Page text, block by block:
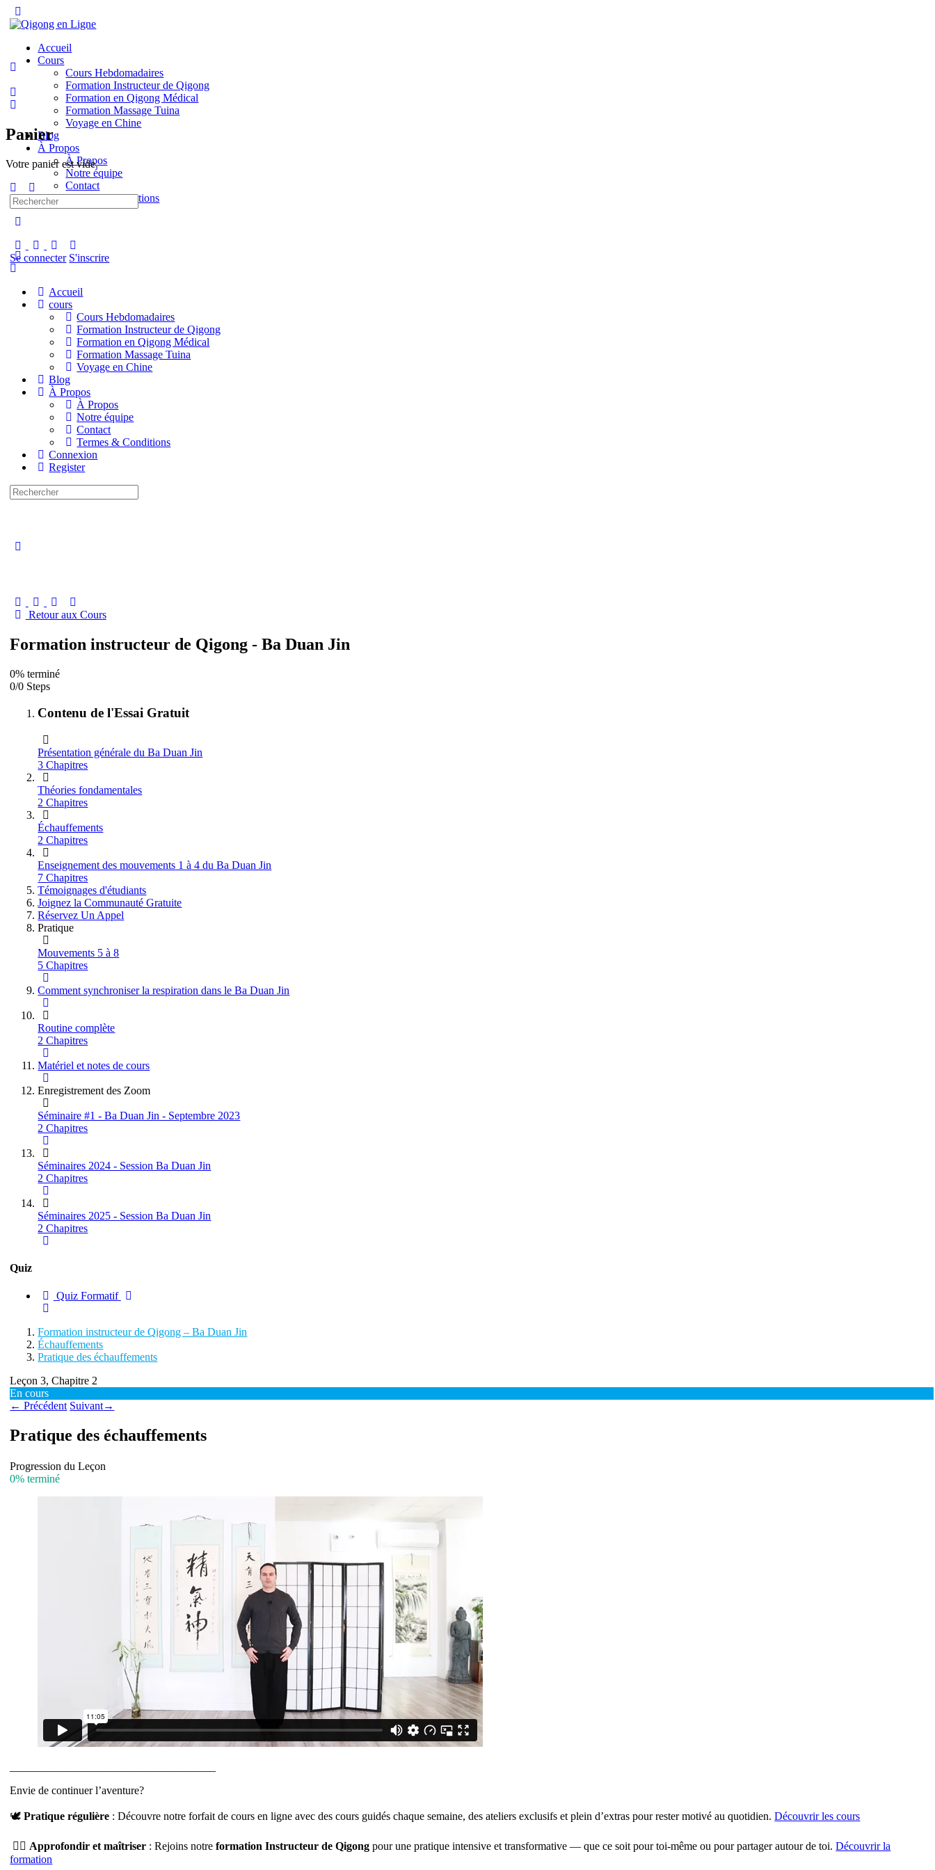
Side
Accueil
Cours
Cours Hebdomadaires
Formation Instructeur de Qigong
Formation en Qigong Médical
Formation Massage Tuina
Voyage en Chine
Blog
À Propos
À Propos
Notre équipe
Contact
Termes & Conditions
Se connecter S'inscrire
Panier
Votre panier est vide.
Recherche
pour:
Accueil
cours
Cours Hebdomadaires
Formation Instructeur de Qigong
Formation en Qigong Médical
Formation Massage Tuina
Voyage en Chine
Blog
À Propos
À Propos
Notre équipe
Contact
Termes & Conditions
Connexion
Register
Recherche
pour:
Retour aux Cours
Formation instructeur de Qigong - Ba Duan Jin
0% terminé
0/0 Steps
Contenu de l'Essai Gratuit
Présentation générale du Ba Duan Jin
3 Chapitres
Théories fondamentales
2 Chapitres
Échauffements
2 Chapitres
Enseignement des mouvements 1 à 4 du Ba Duan Jin
7 Chapitres
Témoignages d'étudiants
Joignez la Communauté Gratuite
Réservez Un Appel
Pratique
Mouvements 5 à 8
5 Chapitres
Comment synchroniser la respiration dans le Ba Duan Jin
Routine complète
2 Chapitres
Matériel et notes de cours
Enregistrement des Zoom
Séminaire #1 - Ba Duan Jin - Septembre 2023
2 Chapitres
Séminaires 2024 - Session Ba Duan Jin
2 Chapitres
Séminaires 2025 - Session Ba Duan Jin
2 Chapitres
Quiz
Quiz Formatif
Formation instructeur de Qigong – Ba Duan Jin
Échauffements
Pratique des échauffements
Leçon 3, Chapitre 2
En cours
← Précédent Suivant→
Pratique des échauffements
Progression du Leçon
0% terminé
Envie de continuer l’aventure?
🕊️Pratique régulière : Découvre notre forfait de cours en ligne avec des cours guidés chaque semaine, des ateliers exclusifs et plein d’extras pour rester motivé au quotidien.Découvrir les cours
🧙‍♂️ Approfondir et maîtriser : Rejoins notreformation Instructeur de Qigong pour une pratique intensive et transformative — que ce soit pour toi-même ou pour partager autour de toi.Découvrir la
formation